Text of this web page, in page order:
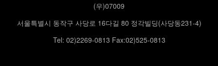
(우)07009
서울특별시 동작구 사당로 16다길 80 정각빌딩(사당동231-4)
Tel: 02)2269-0813 Fax:02)525-0813